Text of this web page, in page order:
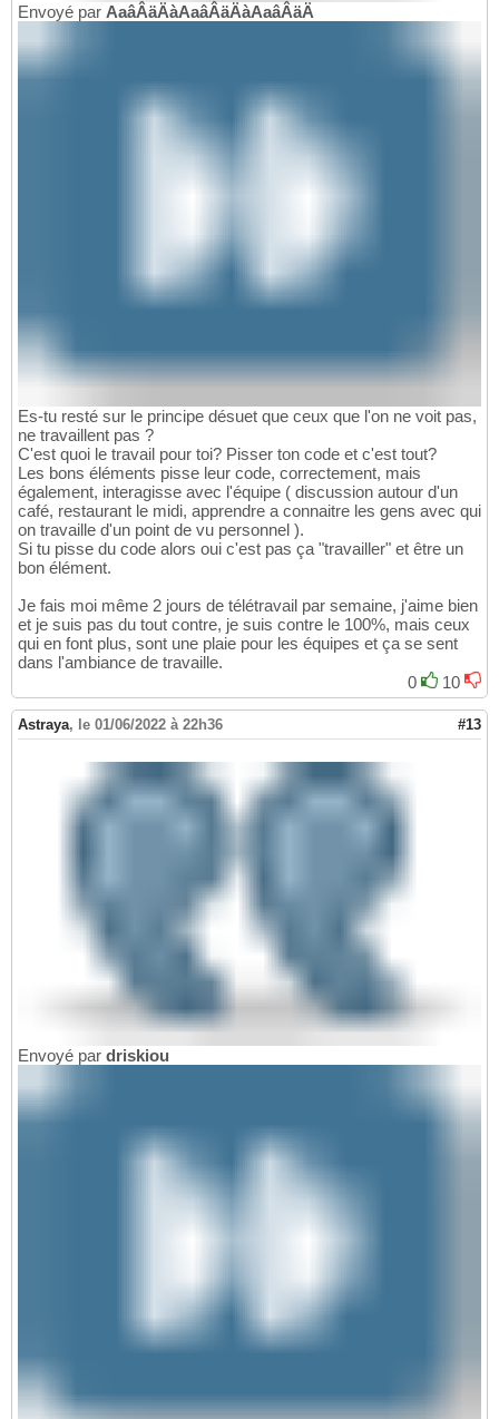
Envoyé par AaâÂäÄàAaâÂäÄàAaâÂäÄ
Es-tu resté sur le principe désuet que ceux que l'on ne voit pas,
ne travaillent pas ?
C'est quoi le travail pour toi? Pisser ton code et c'est tout?
Les bons éléments pisse leur code, correctement, mais
également, interagisse avec l'équipe ( discussion autour d'un
café, restaurant le midi, apprendre a connaitre les gens avec qui
on travaille d'un point de vu personnel ).
Si tu pisse du code alors oui c'est pas ça "travailler" et être un
bon élément.
Je fais moi même 2 jours de télétravail par semaine, j'aime bien
et je suis pas du tout contre, je suis contre le 100%, mais ceux
qui en font plus, sont une plaie pour les équipes et ça se sent
dans l'ambiance de travaille.
0
10
Astraya, le 01/06/2022 à 22h36 #13
Envoyé par driskiou